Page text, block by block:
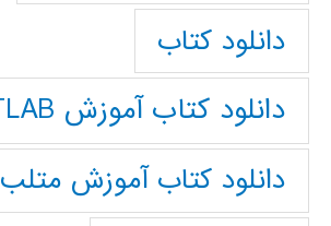
دانلود کتاب
دانلود کتاب آموزش MATLAB
دانلود کتاب آموزش متلب